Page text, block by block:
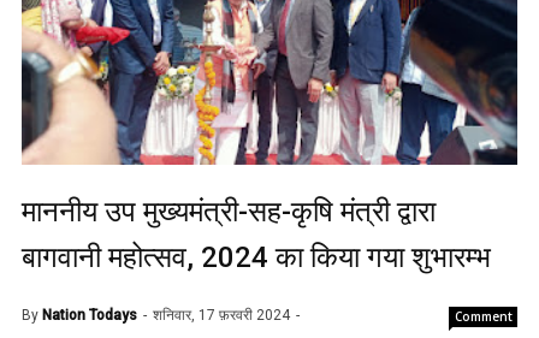
माननीय उप मुख्यमंत्री-सह-कृषि मंत्री द्वारा
बागवानी महोत्सव, 2024 का किया गया शुभारम्भ
By Nation Todays शनिवार, 17 फ़रवरी 2024 Comment